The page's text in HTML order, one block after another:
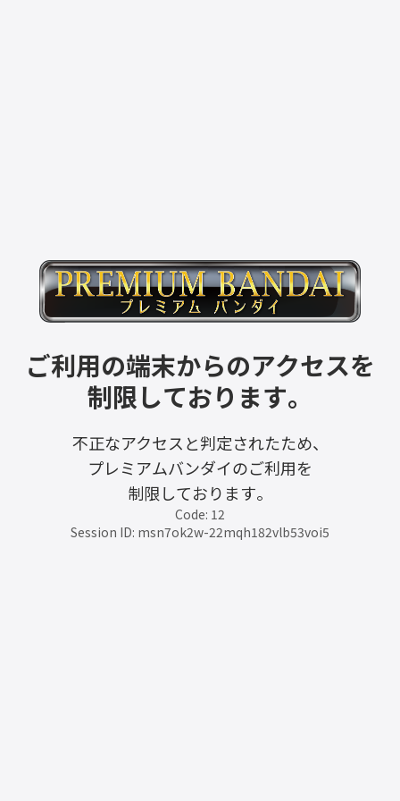
ご利用の端末からのアクセスを
制限しております。
不正なアクセスと判定されたため、
プレミアムバンダイのご利用を
制限しております。
Code: 12
Session ID: msn7ok2w-22mqh182vlb53voi5